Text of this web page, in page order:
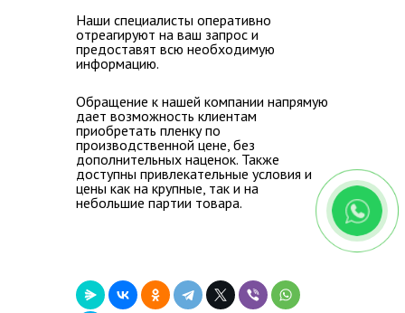
Наши специалисты оперативно
отреагируют на ваш запрос и
предоставят всю необходимую
информацию.
Обращение к нашей компании напрямую
дает возможность клиентам
приобретать пленку по
производственной цене, без
дополнительных наценок. Также
доступны привлекательные условия и
цены как на крупные, так и на
небольшие партии товара.